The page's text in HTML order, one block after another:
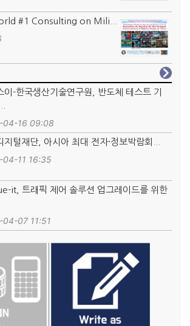
#1 Consulting on Mili...
이-한국생산기술연구원, 반도체 테스트 기
04-16 09:08
지털재단, 아시아 최대 전자·정보박람회...
04-11 16:35
it, 트래픽 제어 솔루션 업그레이드를 위한
04-07 11:51